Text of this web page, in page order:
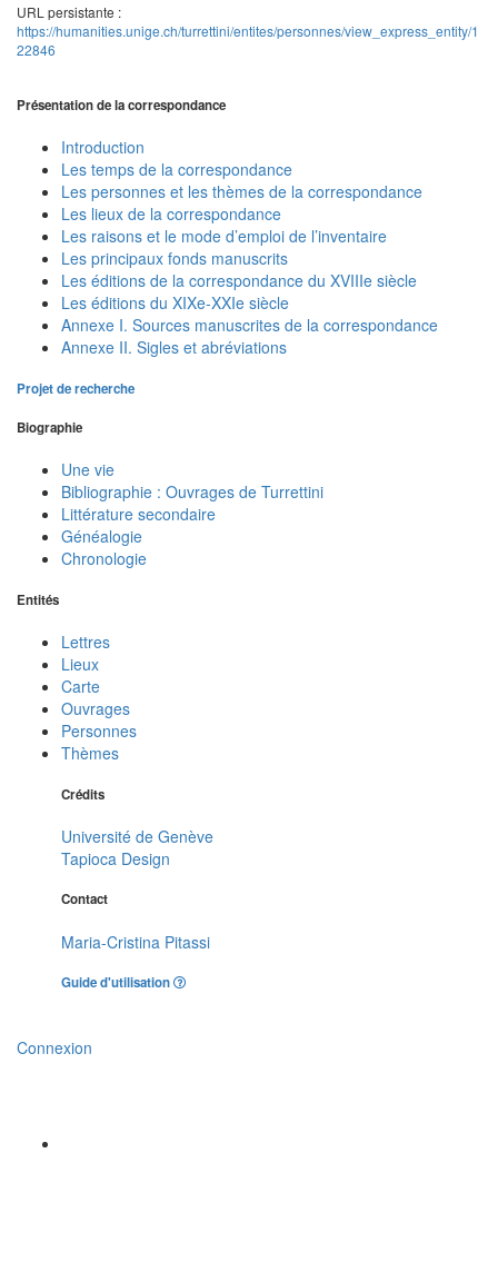
URL persistante :
https://humanities.unige.ch/turrettini/entites/personnes/view_express_entity/1
22846
Présentation de la correspondance
Introduction
Les temps de la correspondance
Les personnes et les thèmes de la correspondance
Les lieux de la correspondance
Les raisons et le mode d’emploi de l’inventaire
Les principaux fonds manuscrits
Les éditions de la correspondance du XVIIIe siècle
Les éditions du XIXe-XXIe siècle
Annexe I. Sources manuscrites de la correspondance
Annexe II. Sigles et abréviations
Projet de recherche
Biographie
Une vie
Bibliographie : Ouvrages de Turrettini
Littérature secondaire
Généalogie
Chronologie
Entités
Lettres
Lieux
Carte
Ouvrages
Personnes
Thèmes
Crédits
Université de Genève
Tapioca Design
Contact
Maria-Cristina Pitassi
Guide d'utilisation
Connexion